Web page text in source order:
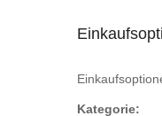
Kategorie